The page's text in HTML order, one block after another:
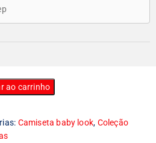
ao carrinho
Camiseta baby look, Coleção